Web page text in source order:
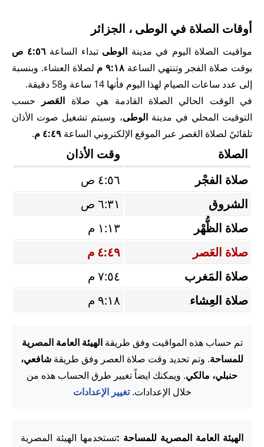
أوقات الصلاة في الوطى ، الجزائر
مواقيت الصلاة اليوم في مدينة الوطى تبداء الساعة٤:٥٦ ص
بوقت صلاة الفجر وتنتهي الساعة ٩:١٨ م
لصلاة العشاء. وبنسبة
إلى عدد ساعات الصيام لهذا اليوم فأنها 14 ساعة و58 دقيقة.
في الوقت الحالي الصلاة القادمة هي صلاة العَصر
حسب
التوقيت المحلي في مدينةالوطى، وسيتم تشغيل صوت الأذان
تلقائيً لصلاة العَصر عبر الموقع الإلكتروني الساعة ٤:٤٩ م .
الصلاة
وقت الأذان
صلاة الفجْر
٤:٥٦ ص
الشروق
٦:٣١ ص
صلاة الظُّهْر
١:١٣ م
صلاة العَصر
٤:٤٩ م
صلاة المَغرب
٧:٥٤ م
صلاة العِشاء
٩:١٨ م
تم حساب هذه المواقيت وفق طريقةالهيئة العامة المصرية
للمساحة. وتم تحديد وقت صلاة العصر وفق طريقة شافعي،
حنبلي، مالكي. ويمكنك ايضاً تغيير طرق الحساب هذه من
خلال الإعدادات.تغيير الإعدادات
الهيئة العامة المصرية للمساحة :تستخدمها الهيئة المصرية